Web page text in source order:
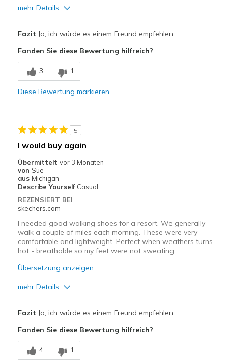
mehr Details
Geeignete Verwendung
Casual Wear
View On Shoes
Shoes are for Wearing
Fazit Ja, ich würde es einem Freund empfehlen
Fanden Sie diese Bewertung hilfreich?
3 1
Diese Bewertung markieren
5
I would buy again
Übermittelt vor 3 Monaten
von Sue
aus Michigan
Describe Yourself Casual
REZENSIERT BEI
skechers.com
I needed good walking shoes for a resort. We generally
walk a couple of miles each morning. These were very
comfortable and lightweight. Perfect when weathers turns
hot - breathable so my feet were not sweating.
Übersetzung anzeigen
mehr Details
Breathe Well
Comfortable
Fazit Ja, ich würde es einem Freund empfehlen
Fanden Sie diese Bewertung hilfreich?
4 1